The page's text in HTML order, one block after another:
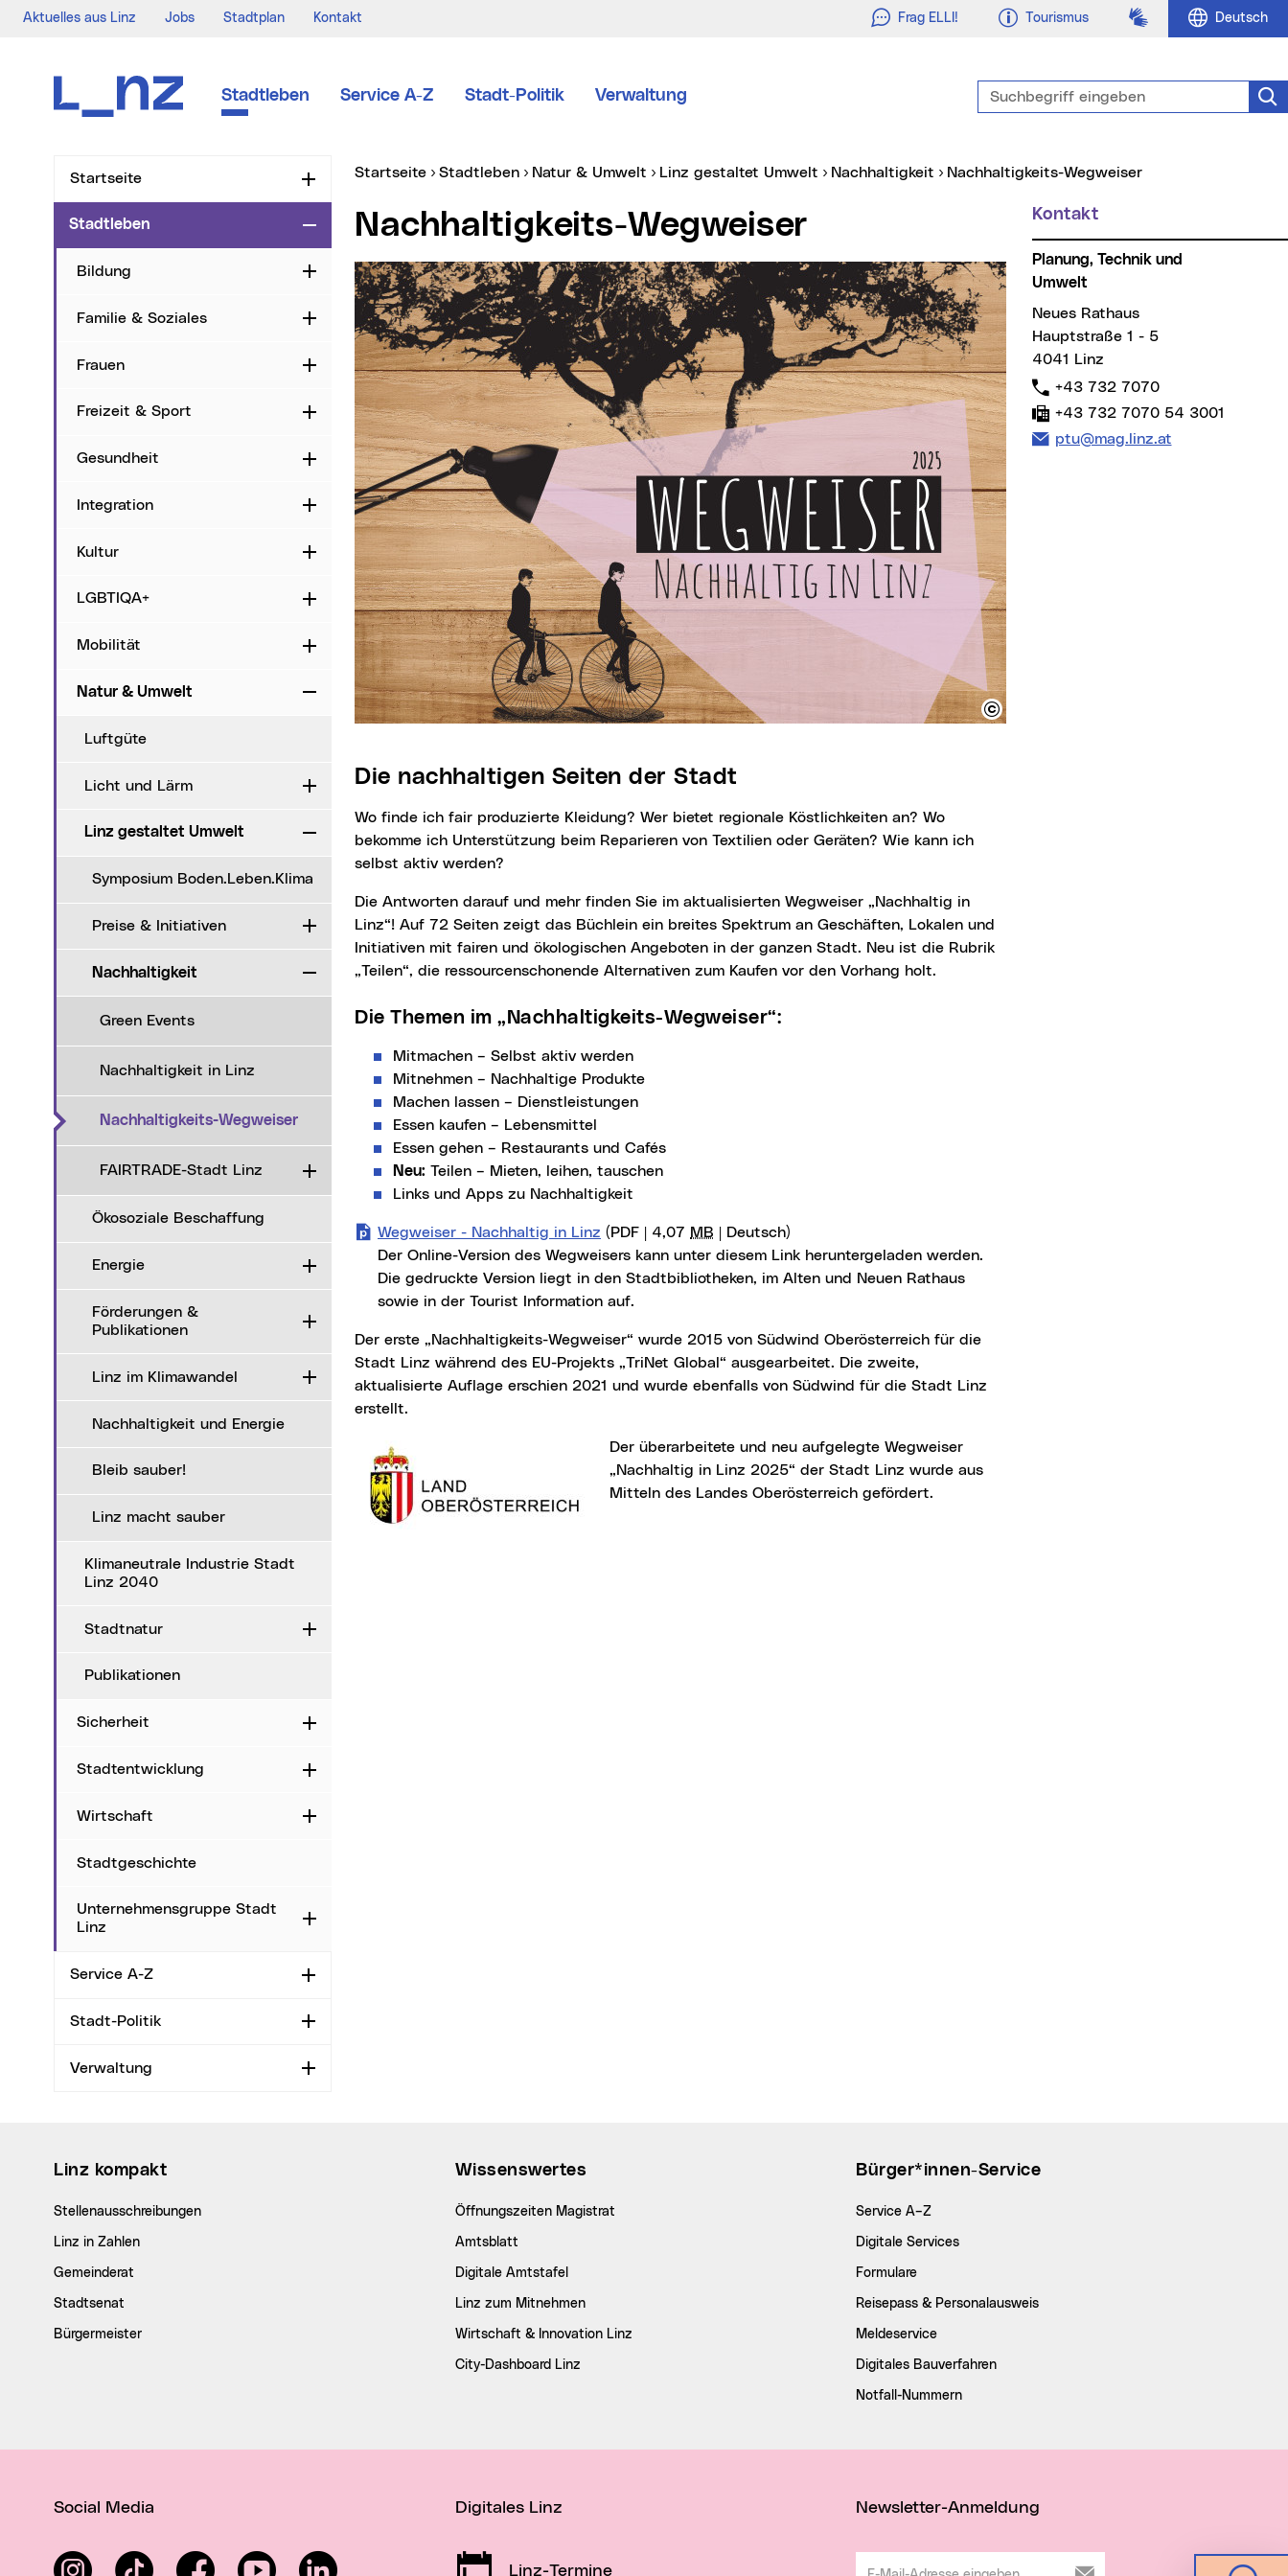
Aktuelles aus Linz Jobs Stadtplan Kontakt Frag ELLI! Tourismus Gebärdensprache
Deutsch
Stadtleben Service A-Z Stadt-Politik Verwaltung Suchbegriff eingeben
Startseite Aufklappen
Stadtleben Zuklappen
Bildung Aufklappen
Familie & Soziales Aufklappen
Frauen Aufklappen
Freizeit & Sport Aufklappen
Gesundheit Aufklappen
Integration Aufklappen
Kultur Aufklappen
LGBTIQA+ Aufklappen
Mobilität Aufklappen
Natur & Umwelt Zuklappen
Luftgüte
Licht und Lärm Aufklappen
Linz gestaltet Umwelt Zuklappen
Symposium Boden.Leben.Klima
Preise & Initiativen Aufklappen
Nachhaltigkeit Zuklappen
Green Events
Nachhaltigkeit in Linz
Nachhaltigkeits-Wegweiser(aktueller Menüpunkt)
FAIRTRADE-Stadt Linz Aufklappen
Ökosoziale Beschaffung
Energie Aufklappen
Förderungen &
Publikationen
Aufklappen
Linz im Klimawandel Aufklappen
Nachhaltigkeit und Energie
Bleib sauber!
Linz macht sauber
Klimaneutrale Industrie Stadt
Linz 2040
Stadtnatur Aufklappen
Publikationen
Sicherheit Aufklappen
Stadtentwicklung Aufklappen
Wirtschaft Aufklappen
Stadtgeschichte
Unternehmensgruppe Stadt
Linz
Aufklappen
Service A-Z Aufklappen
Stadt-Politik Aufklappen
Verwaltung Aufklappen
Sie sind hier:
Startseite Stadtleben Natur & Umwelt Linz gestaltet Umwelt Nachhaltigkeit Nachhaltigkeits-Wegweiser
Nachhaltigkeits-Wegweiser
Die nachhaltigen Seiten der Stadt
Wo finde ich fair produzierte Kleidung? Wer bietet regionale Köstlichkeiten an? Wo
bekomme ich Unterstützung beim Reparieren von Textilien oder Geräten? Wie kann ich
selbst aktiv werden?
Die Antworten darauf und mehr finden Sie im aktualisierten Wegweiser „Nachhaltig in
Linz“! Auf 72 Seiten zeigt das Büchlein ein breites Spektrum an Geschäften, Lokalen und
Initiativen mit fairen und ökologischen Angeboten in der ganzen Stadt. Neu ist die Rubrik
„Teilen“, die ressourcenschonende Alternativen zum Kaufen vor den Vorhang holt.
Die Themen im „Nachhaltigkeits-Wegweiser“:
Mitmachen – Selbst aktiv werden
Mitnehmen – Nachhaltige Produkte
Machen lassen – Dienstleistungen
Essen kaufen – Lebensmittel
Essen gehen – Restaurants und Cafés
Neu: Teilen – Mieten, leihen, tauschen
Links und Apps zu Nachhaltigkeit
Wegweiser - Nachhaltig in Linz (PDF | 4,07 MB | Deutsch)
Der Online-Version des Wegweisers kann unter diesem Link heruntergeladen werden.
Die gedruckte Version liegt in den Stadtbibliotheken, im Alten und Neuen Rathaus
sowie in der Tourist Information auf.
Der erste „Nachhaltigkeits-Wegweiser“ wurde 2015 von Südwind Oberösterreich für die
Stadt Linz während des EU-Projekts „TriNet Global“ ausgearbeitet. Die zweite,
aktualisierte Auflage erschien 2021 und wurde ebenfalls von Südwind für die Stadt Linz
erstellt.
Der überarbeitete und neu aufgelegte Wegweiser
„Nachhaltig in Linz 2025“ der Stadt Linz wurde aus
Mitteln des Landes Oberösterreich gefördert.
Kontakt
Planung, Technik und
Umwelt
Neues Rathaus
Hauptstraße 1 - 5
4041 Linz
Telefon:
+43 732 7070
Fax:
+43 732 7070 54 3001
E-Mail Adresse:
ptu@mag.linz.at
Linz kompakt
Stellenausschreibungen
Linz in Zahlen
Gemeinderat
Stadtsenat
Bürgermeister
Wissenswertes
Öffnungszeiten Magistrat
Amtsblatt
Digitale Amtstafel
Linz zum Mitnehmen
Wirtschaft & Innovation Linz
City-Dashboard Linz
Bürger*innen-Service
Service A–Z
Digitale Services
Formulare
Reisepass & Personalausweis
Meldeservice
Digitales Bauverfahren
Notfall-Nummern
Social Media
InstagramTikTok FacebookYouTube LinkedIn
Digitales Linz
Linz-Termine
Newsletter-Anmeldung